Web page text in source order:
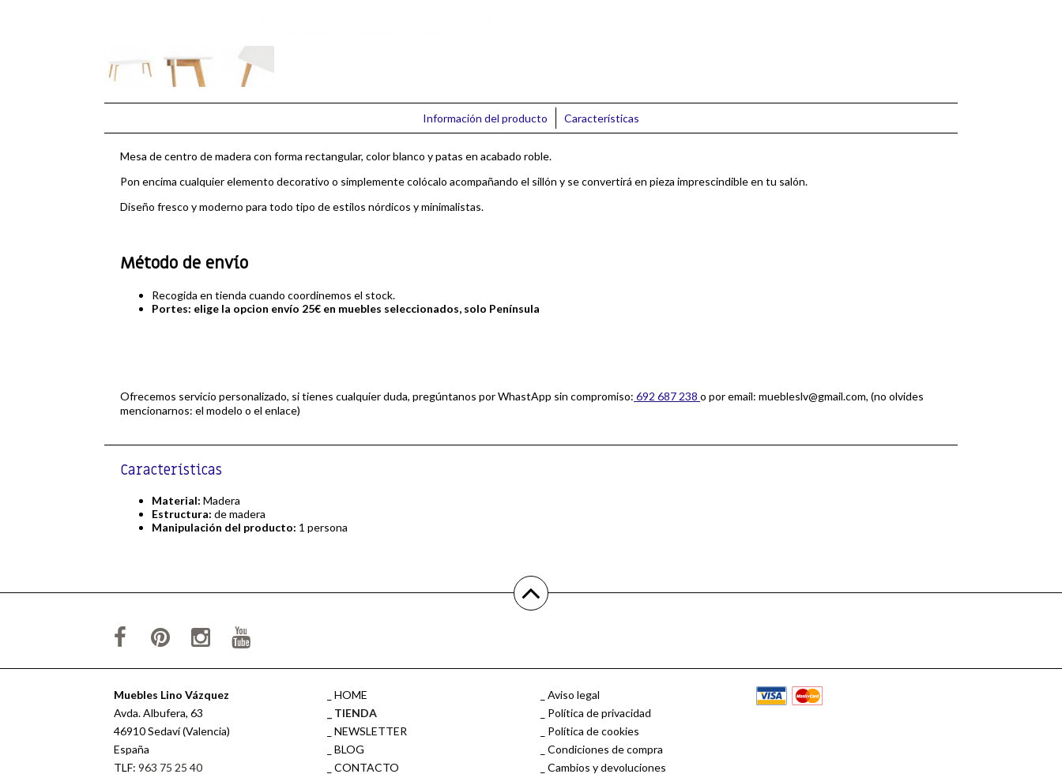
Información del producto Características
Mesa de centro de madera con forma rectangular, color blanco y patas en acabado roble.
Pon encima cualquier elemento decorativo o simplemente colócalo acompañando el sillón y se convertirá en pieza imprescindible en tu salón.
Diseño fresco y moderno para todo tipo de estilos nórdicos y minimalistas.
Método de envío
Recogida en tienda cuando coordinemos el stock.
Portes: elige la opcion envío 25€ en muebles seleccionados, solo Península
Ofrecemos servicio personalizado, si tienes cualquier duda, pregúntanos por WhastApp sin compromiso: 692 687 238 o por email: muebleslv@gmail.com, (no olvides
mencionarnos: el modelo o el enlace)
Características
Material: Madera
Estructura: de madera
Manipulación del producto: 1 persona
Muebles Lino Vázquez
Avda. Albufera, 63
46910 Sedaví (Valencia)
España
TLF:963 75 25 40
HOME
TIENDA
NEWSLETTER
BLOG
CONTACTO
Aviso legal
Política de privacidad
Política de cookies
Condiciones de compra
Cambios y devoluciones